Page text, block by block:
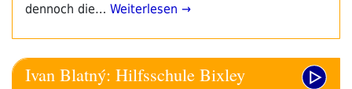
dennoch die… Weiterlesen →
Ivan Blatný: Hilfsschule Bixley